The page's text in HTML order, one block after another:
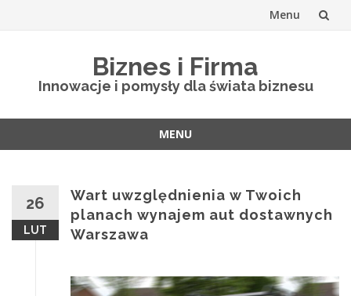
Menu
Biznes i Firma
Innowacje i pomysły dla świata biznesu
MENU
26
LUT
Wart uwzględnienia w Twoich
planach wynajem aut dostawnych
Warszawa